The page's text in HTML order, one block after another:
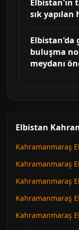
Elbistan'ın
sık
Elbistan'da
buluşma
meydanı
Elbistan
Kahramanmaraş
Kahramanmaraş
Kahramanmaraş
Kahramanmaraş
Kahramanmaraş